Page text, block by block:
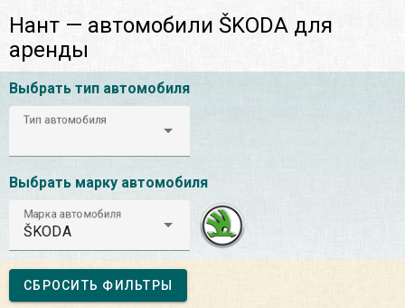
Нант — автомобили ŠKODA для
аренды
Выбрать тип автомобиля
Тип автомобиля
Выбрать марку автомобиля
Марка автомобиля
ŠKODA
СБРОСИТЬ ФИЛЬТРЫ